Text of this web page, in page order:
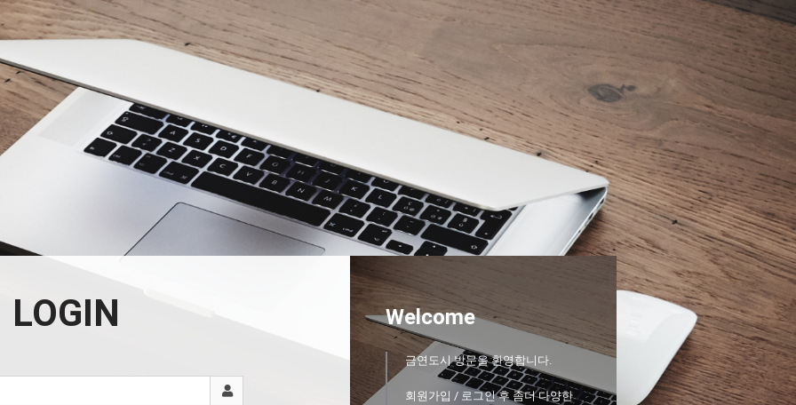
LOGIN Welcome
금연도시 방문을 환영합니다.
회원가입 / 로그인 후 좀더 다양한